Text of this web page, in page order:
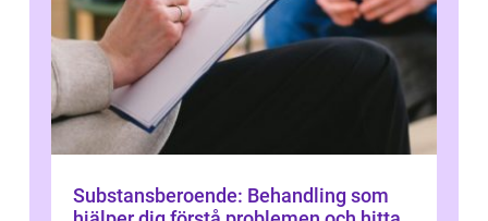
Substansberoende: Behandling som